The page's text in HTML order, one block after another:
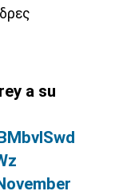
a su